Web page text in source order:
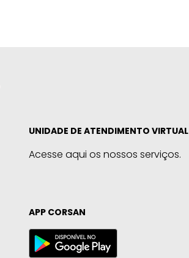
UNIDADE DE ATENDIMENTO VIRTUAL
Acesse aqui os nossos serviços.
APP CORSAN